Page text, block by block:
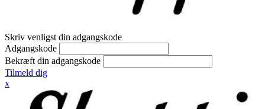
Skriv venligst din adgangskode
Adgangskode
Bekræft din adgangskode
Tilmeld dig
x